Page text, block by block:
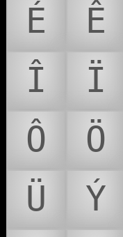
É
Ê
Î
Ï
Ô
Ö
Ü
Ý